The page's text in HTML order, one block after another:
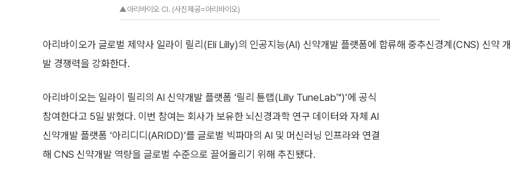
▲아리바이오 CI. (사진제공=아리바이오)
아리바이오가 글로벌 제약사 일라이 릴리(Eli Lilly)의 인공지능(AI) 신약개발 플랫폼에 합류해 중추신경계(CNS) 신약 개
발 경쟁력을 강화한다.
아리바이오는 일라이 릴리의 AI 신약개발 플랫폼 ‘릴리 튠랩(Lilly TuneLab™)’에 공식
참여한다고 5일 밝혔다. 이번 참여는 회사가 보유한 뇌신경과학 연구 데이터와 자체 AI
신약개발 플랫폼 ‘아리디디(ARIDD)’를 글로벌 빅파마의 AI 및 머신러닝 인프라와 연결
해 CNS 신약개발 역량을 글로벌 수준으로 끌어올리기 위해 추진됐다.